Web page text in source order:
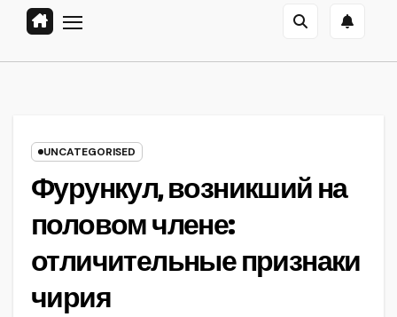
UNCATEGORISED
Фурункул, возникший на
половом члене:
отличительные признаки
чирия